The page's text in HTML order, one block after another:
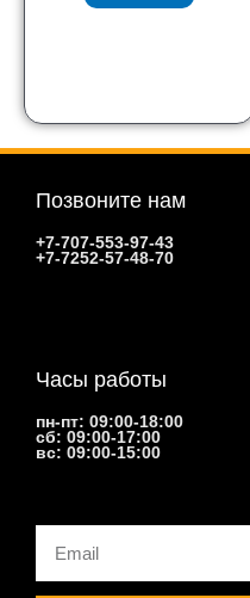
Позвоните нам
+7-707-553-97-43
+7-7252-57-48-70
Часы работы
пн-пт: 09:00-18:00
сб: 09:00-17:00
вс: 09:00-15:00
Email